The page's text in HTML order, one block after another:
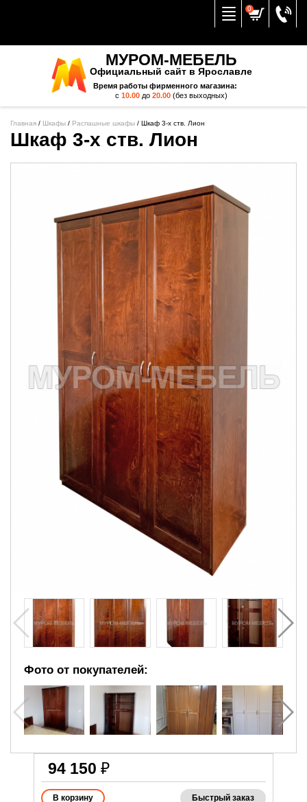
0
МУРОМ-МЕБЕЛЬ
Официальный сайт в Ярославле
Время работы фирменного магазина:
с 10.00до 20.00(без выходных)
Главная / Шкафы / Распашные шкафы / Шкаф 3-х ств. Лион
Шкаф 3-х ств. Лион
Фото от покупателей:
94 150 ₽
Быстрый заказ